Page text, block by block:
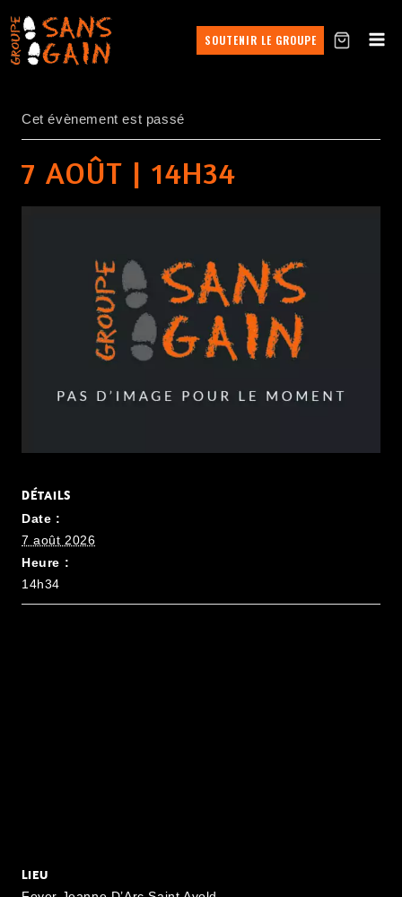
SOUTENIR LE GROUPE
Cet évènement est passé
7 AOÛT | 14H34
DÉTAILS
Date :
7 août 2026
Heure :
14h34
LIEU